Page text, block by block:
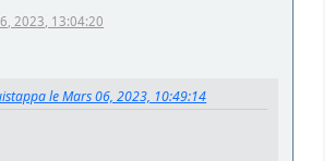
2023, 13:04:20
le Mars 06, 2023, 10:49:14